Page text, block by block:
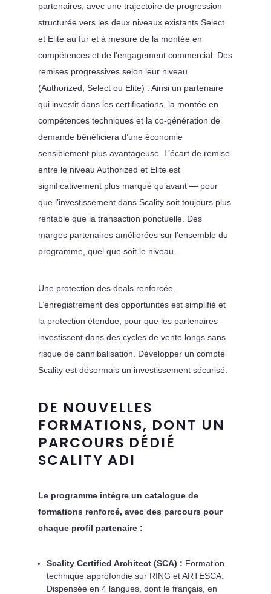
partenaires, avec une trajectoire de progression
structurée vers les deux niveaux existants Select
et Elite au fur et à mesure de la montée en
compétences et de l’engagement commercial. Des
remises progressives selon leur niveau
(Authorized, Select ou Elite) : Ainsi un partenaire
qui investit dans les certifications, la montée en
compétences techniques et la co-génération de
demande bénéficiera d’une économie
sensiblement plus avantageuse. L’écart de remise
entre le niveau Authorized et Elite est
significativement plus marqué qu’avant — pour
que l’investissement dans Scality soit toujours plus
rentable que la transaction ponctuelle. Des
marges partenaires améliorées sur l’ensemble du
programme, quel que soit le niveau.
Une protection des deals renforcée.
L’enregistrement des opportunités est simplifié et
la protection étendue, pour que les partenaires
investissent dans des cycles de vente longs sans
risque de cannibalisation. Développer un compte
Scality est désormais un investissement sécurisé.
DE NOUVELLES
FORMATIONS, DONT UN
PARCOURS DÉDIÉ
SCALITY ADI
Le programme intègre un catalogue de
formations renforcé, avec des parcours pour
chaque profil partenaire :
Scality Certified Architect (SCA) : Formation
technique approfondie sur RING et ARTESCA.
Dispensée en 4 langues, dont le français, en